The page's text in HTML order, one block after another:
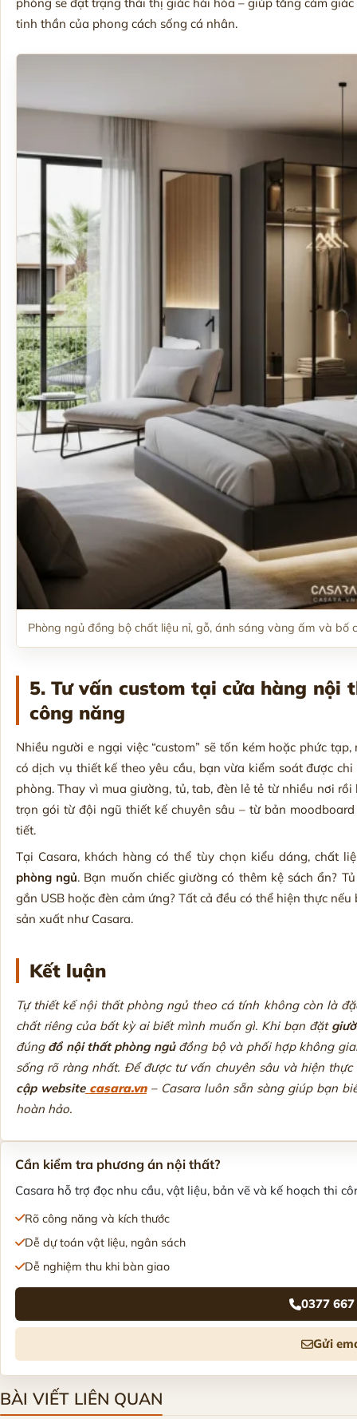
tinh thần của phong cách sống cá nhân.
Phòng ngủ đồng bộ chất liệu nỉ, gỗ, ánh sáng vàng ấm và bố
5. Tư vấn custom tại cửa hàng nội
công năng
Nhiều người e ngại việc “custom” sẽ tốn kém hoặc phức
có dịch vụ thiết kế theo yêu cầu, bạn vừa kiểm soát được
phòng. Thay vì mua giường, tủ, tab, đèn lẻ tẻ từ nhiều nơi
trọn gói từ đội ngũ thiết kế chuyên sâu – từ bản
tiết.
Tại Casara, khách hàng có thể tùy chọn kiểu dáng, chất
phòng ngủ. Bạn muốn chiếc giường có thêm kệ sách ẩn?
gắn USB hoặc đèn cảm ứng? Tất cả đều có thể hiện thực
sản xuất như Casara.
Kết luận
Tự thiết kế nội thất phòng ngủ theo cá tính không còn là
chất riêng của bất kỳ ai biết mình muốn gì. Khi bạn đặt
đúng đồ nội thất phòng ngủđồng bộ và phối hợp không
sống rõ ràng nhất. Để được tư vấn chuyên sâu và hiện
cập website casara.vn– Casara luôn sẵn sàng giúp bạn
hoàn hảo.
Cần kiểm tra phương án nội thất?
Casara hỗ trợ đọc nhu cầu, vật liệu, bản vẽ và kế hoạch thi
Rõ công năng và kích thước
Dễ dự toán vật liệu, ngân sách
Dễ nghiệm thu khi bàn giao
0377
Gửi
BÀI VIẾT LIÊN QUAN